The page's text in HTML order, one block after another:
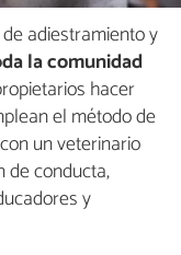
adiestramiento y
la comunidad
hacer
el método de
un veterinario
de conducta,
y